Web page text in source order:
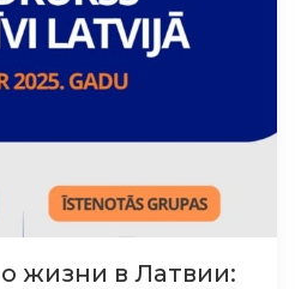
жизни в Латвии: